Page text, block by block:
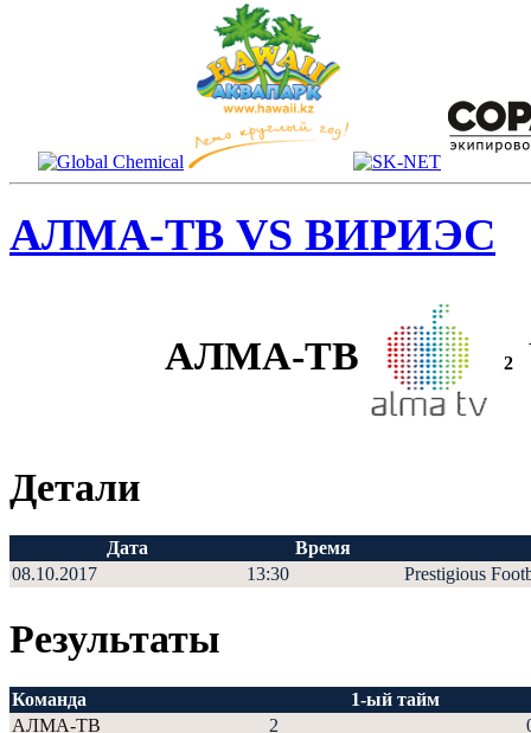
АЛМА-ТВ VS ВИРИЭС
АЛМА-ТВ 2
Детали
Дата
Время
08.10.2017
13:30 Prestigious
Результаты
Команда
1-ый тайм
АЛМА-ТВ
2